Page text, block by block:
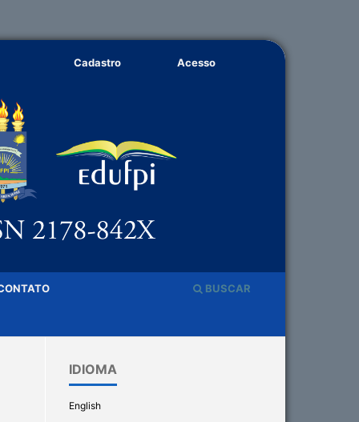
BUSCAR
Cadastro Acesso
IDIOMA
English